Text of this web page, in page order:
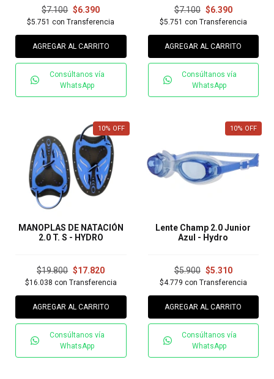
$7.100 $6.390
$5.751con Transferencia
AGREGAR AL CARRITO
Consúltanos vía
WhatsApp
$7.100 $6.390
$5.751 con Transferencia
AGREGAR AL CARRITO
Consúltanos vía
WhatsApp
10% OFF
MANOPLAS DE NATACIÓN
2.0 T. S - HYDRO
$19.800 $17.820
$16.038 con Transferencia
AGREGAR AL CARRITO
Consúltanos vía
WhatsApp
10% OFF
Lente Champ 2.0 Junior
Azul - Hydro
$5.900 $5.310
$4.779 con Transferencia
AGREGAR AL CARRITO
Consúltanos vía
WhatsApp